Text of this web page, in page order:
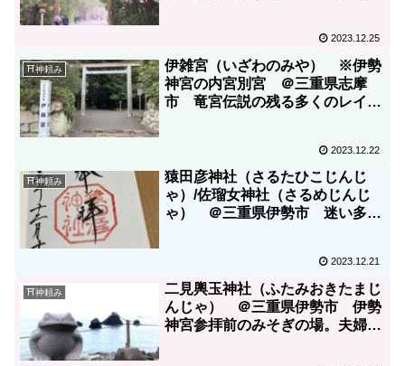
2023.12.25
⛩神頼み
伊雑宮（いざわのみや） ※伊勢
神宮の内宮別宮 ＠三重県志摩
市 竜宮伝説の残る多くのレイラ
2023.12.22
⛩神頼み
猿田彦神社（さるたひこじんじ
ゃ）/佐瑠女神社（さるめじんじ
ゃ） ＠三重県伊勢市 迷い多き
2023.12.21
⛩神頼み
二見輿玉神社（ふたみおきたまじ
んじゃ） ＠三重県伊勢市 伊勢
神宮参拝前のみそぎの場。夫婦岩